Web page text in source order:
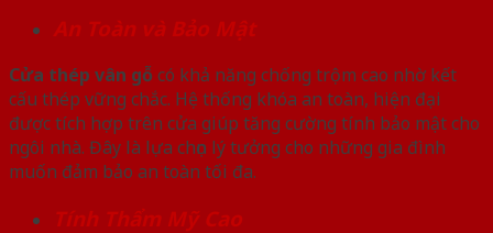
An Toàn và Bảo Mật
Cửa thép vân gỗ có khả năng chống trộm cao nhờ kết
cấu thép vững chắc. Hệ thống khóa an toàn, hiện đại
được tích hợp trên cửa giúp tăng cường tính bảo mật cho
ngôi nhà. Đây là lựa chọn lý tưởng cho những gia đình
muốn đảm bảo an toàn tối đa.
Tính Thẩm Mỹ Cao